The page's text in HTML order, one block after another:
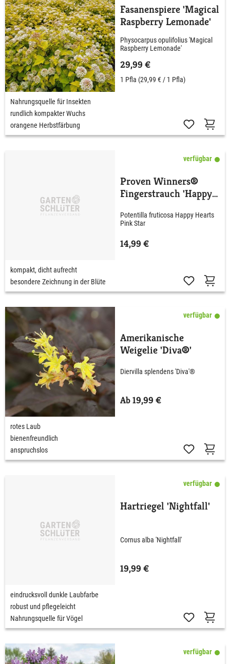
Fasanenspiere 'Magical
Raspberry Lemonade'
Physocarpus opulifolius 'Magical
Raspberry Lemonade'
29,99 €
1 Pfla (29,99 € / 1 Pfla)
Nahrungsquelle für Insekten
rundlich kompakter Wuchs
orangene Herbstfärbung
verfügbar
Proven Winners®
Fingerstrauch 'Happy
Potentilla fruticosa Happy Hearts
Pink Star
14,99 €
kompakt, dicht aufrecht
besondere Zeichnung in der Blüte
verfügbar
Amerikanische
Weigelie 'Diva®'
Diervilla splendens 'Diva'®
Ab 19,99 €
rotes Laub
bienenfreundlich
anspruchslos
verfügbar
Hartriegel 'Nightfall'
Cornus alba 'Nightfall'
19,99 €
eindrucksvoll dunkle Laubfarbe
robust und pflegeleicht
Nahrungsquelle für Vögel
verfügbar